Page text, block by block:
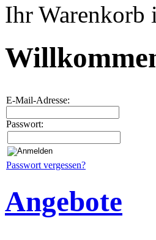
Ihr Warenkorb
E-Mail-Adresse:
Passwort:
Passwort vergessen?
Angebote